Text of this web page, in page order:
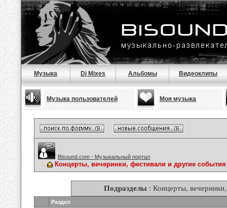
Музыка Dj Mixes Альбомы Видеоклипы
Музыка пользователей Моя музыка
Bisound.com - Музыкальный портал
Концерты, вечеринки, фестивали и другие события
Подразделы: Концерты,
Раздел